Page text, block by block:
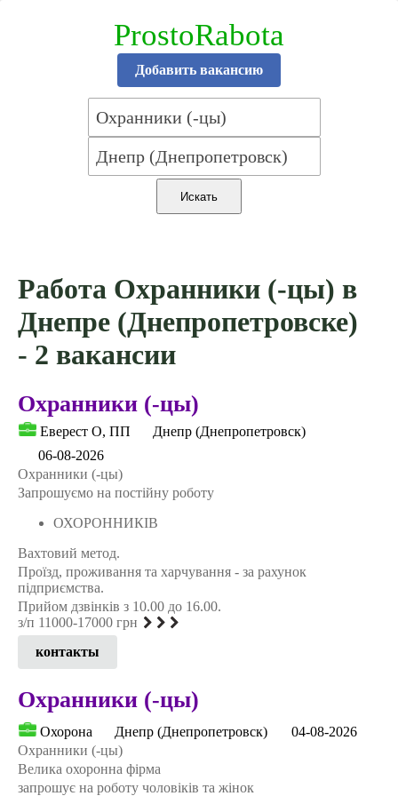
ProstoRabota
Добавить вакансию
Работа Охранники (-цы) в
Днепре (Днепропетровске)
- 2 вакансии
Охранники (-цы)
Еверест О, ПП
Днепр (Днепропетровск)
06-08-2026
Охранники (-цы)
Запрошуємо на постійну роботу
ОХОРОННИКІВ
Вахтовий метод.
Проїзд, проживання та харчування - за рахунок
підприємства.
Прийом дзвінків з 10.00 до 16.00.
з/п 11000-17000 грн
контакты
Охранники (-цы)
Охорона Днепр (Днепропетровск)
04-08-2026
Охранники (-цы)
Велика охоронна фірма
запрошує на роботу чоловіків та жінок